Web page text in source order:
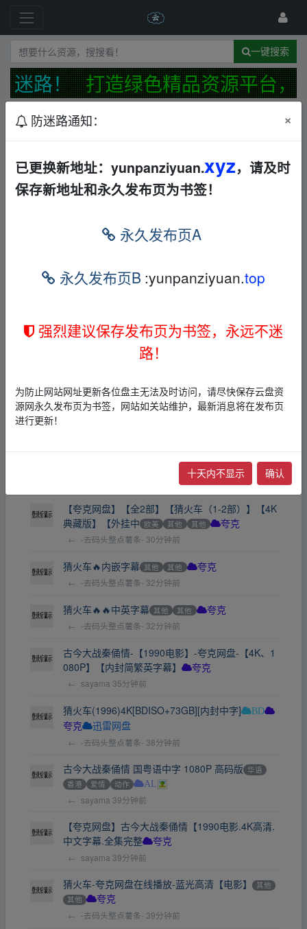
一键搜索
迷路！ 打造绿色精品资源平台，
最新 精华 发布规范
网站【反馈】【建议】【投诉】综合接受处理帖
📢
← 13477835830 19天前
ywt98 9分钟前
← ywt98 11分钟前
样，趣味多多，可打印[12MB]
其他 卡通/动漫/游戏
BD 夸克 迅雷网盘
BD 夸克 迅雷网盘
← Taylor12138 19分钟前
30分钟前
【夸克网盘】【全2部】【猜火车（1-2部）】【4K
典藏版】【外挂中 欧美 其他 其他 夸克
← -去码头整点薯条- 30分钟前
猜火车🔥内嵌字幕 其他 其他 夸克
← -去码头整点薯条- 32分钟前
猜火车🔥🔥中英字幕 其他 其他 夸克
← -去码头整点薯条- 32分钟前
古今大战秦俑情-【1990电影】-夸克网盘-【4K、1
080P】【内封简繁英字幕】
夸克
← sayama 35分钟前
猜火车(1996)4K[BDISO+73GB][内封中字]
BD
夸克
迅雷网盘
← -去码头整点薯条- 38分钟前
古今大战秦俑情 国粤语中字 1080P 高码版 华语
香港
爱情 动作 AL
← sayama 39分钟前
【夸克网盘】古今大战秦俑情【1990电影.4K高清.
中文字幕.全集完整
夸克
← sayama 39分钟前
猜火车-夸克网盘在线播放-蓝光高清【电影】
其他
其他
夸克
← -去码头整点薯条- 39分钟前
防迷路通知： ×
已更换新地址：yunpanziyuan.xyz，请及时
保存新地址和永久发布页为书签！
永久发布页A
永久发布页B :yunpanziyuan.top
强烈建议保存发布页为书签，永远不迷
路！
为防止网站网址更新各位盘主无法及时访问，请尽快保存云盘资
源网永久发布页为书签，网站如关站维护，最新消息将在发布页
进行更新！
十天内不显示 确认